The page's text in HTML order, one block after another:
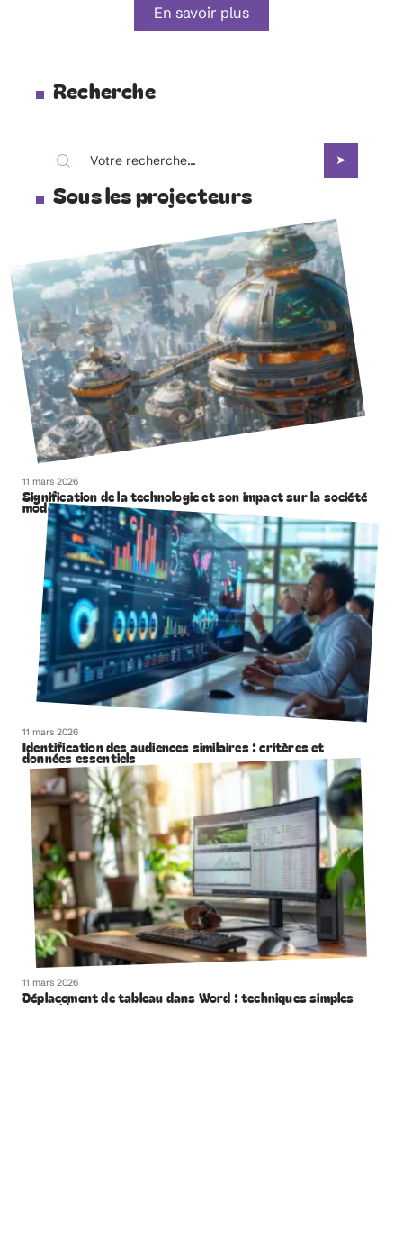
En savoir plus
Recherche
Sous les projecteurs
11 mars 2026
Signification de la technologie et son impact sur la société
moderne
11 mars 2026
Identification des audiences similaires : critères et
données essentiels
11 mars 2026
Déplacement de tableau dans Word : techniques simples
et rapides